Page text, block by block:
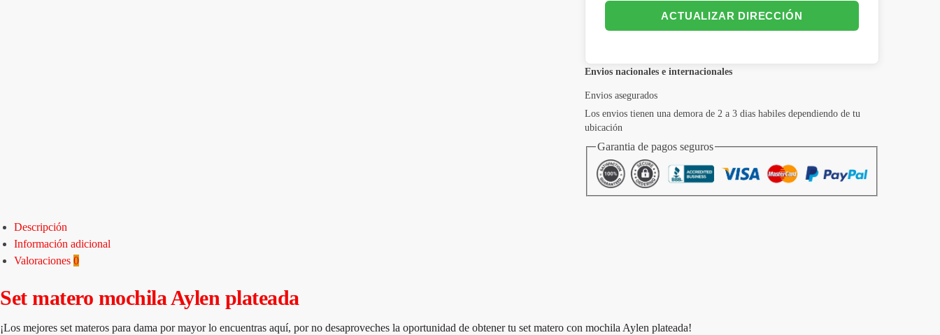
ACTUALIZAR DIRECCIÓN
Envios nacionales e internacionales
Envios asegurados
Los envios tienen una demora de 2 a 3 dias habiles dependiendo de tu
ubicación
Garantia de pagos seguros
Descripción
Información adicional
Valoraciones 0
Set matero mochila Aylen plateada
¡Los mejores set materos para dama por mayor lo encuentras aquí, por no desaproveches la oportunidad de obtener tu set matero con mochila Aylen plateada!